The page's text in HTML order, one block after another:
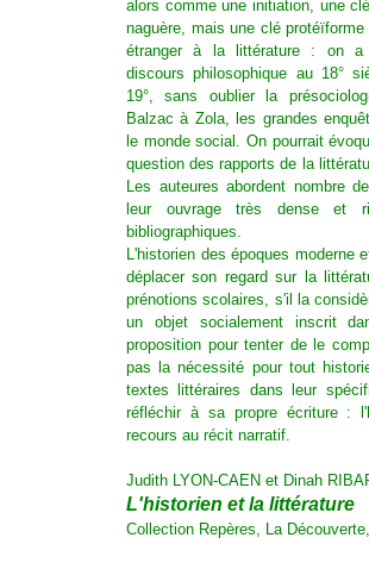
alors comme une initiation, une
naguère, mais une clé
étranger à la littérature : on a
discours philosophique au 18°
19°, sans oublier la
Balzac à Zola, les grandes
le monde social. On pourrait
question des rapports de la
Les auteures abordent nombre
leur ouvrage très dense et
bibliographiques.
L'historien des époques moderne
déplacer son regard sur la
prénotions scolaires, s'il la
un objet socialement inscrit
proposition pour tenter de le
pas la nécessité pour tout
textes littéraires dans leur
réfléchir à sa propre écriture :
recours au récit narratif.
Judith LYON-CAEN et Dinah
L'historien et la littérature
Collection Repères, La